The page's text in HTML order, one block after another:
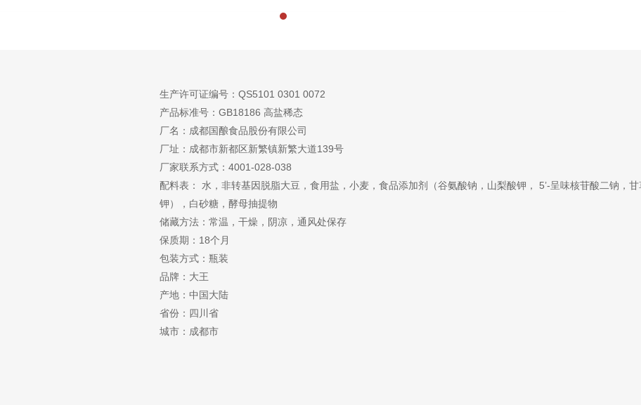
生产许可证编号：QS5101 0301 0072
产品标准号：GB18186 高盐稀态
厂名：成都国酿食品股份有限公司
厂址：成都市新都区新繁镇新繁大道139号
厂家联系方式：4001-028-038
配料表： 水，非转基因脱脂大豆，食用盐，小麦，食品添加剂（谷氨酸钠，山梨酸钾， 5’-呈味核苷酸二钠，
钾），白砂糖，酵母抽提物
储藏方法：常温，干燥，阴凉，通风处保存
保质期：18个月
包装方式：瓶装
品牌：大王
产地：中国大陆
省份：四川省
城市：成都市